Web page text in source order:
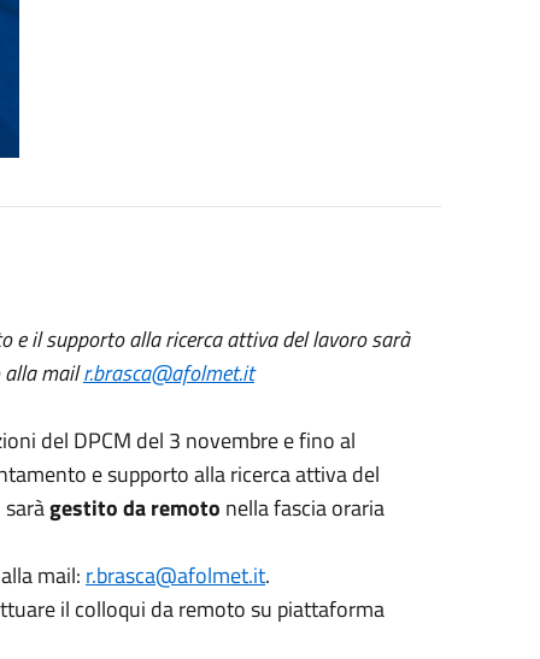
e il supporto alla ricerca attiva del lavoro sarà
alla mailr.brasca@afolmet.it
del DPCM del 3 novembre e fino al
e supporto alla ricerca attiva del
saràgestito da remoto nella fascia oraria
mail: r.brasca@afolmet.it.
il colloqui da remoto su piattaforma